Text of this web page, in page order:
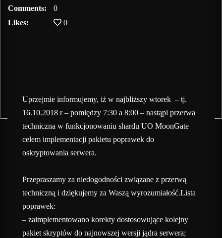
Comments:
0
Likes:
0
Uprzejmie informujemy, iż w najbliższy wtorek – tj.
16.10.2018 r – pomiędzy 7:30 a 8:00 – nastąpi przerwa
techniczna w funkcjonowaniu shardu UO MoonGate
celem implementacji pakietu poprawek do
oskryptowania serwera.
Przepraszamy za niedogodności związane z przerwą
techniczną i dziękujemy za Waszą wyrozumiałość.Lista
poprawek:
– zaimplementowano korekty dostosowujące kolejny
pakiet skryptów do najnowszej wersji jądra serwera;